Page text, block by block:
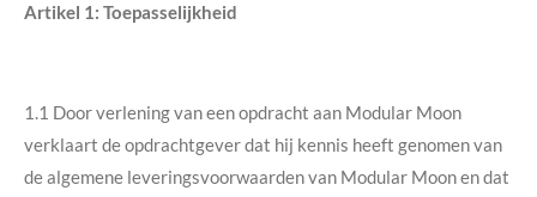
Artikel 1: Toepasselijkheid
1.1 Door verlening van een opdracht aan Modular Moon
verklaart de opdrachtgever dat hij kennis heeft genomen van
de algemene leveringsvoorwaarden van Modular Moon en dat